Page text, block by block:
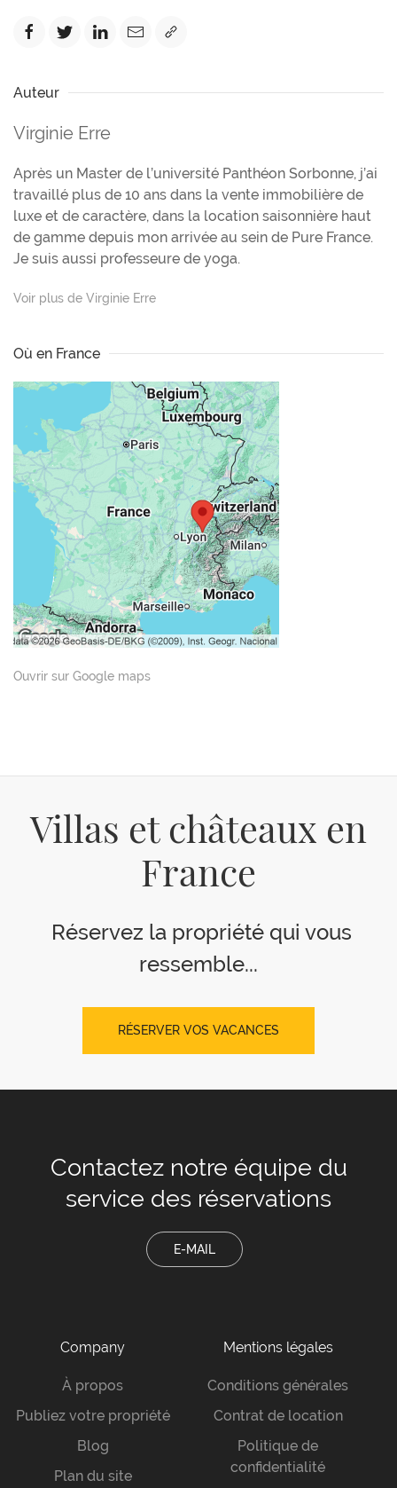
Auteur
Virginie Erre
Après un Master de l’université Panthéon Sorbonne, j’ai
travaillé plus de 10 ans dans la vente immobilière de
luxe et de caractère, dans la location saisonnière haut
de gamme depuis mon arrivée au sein de Pure France.
Je suis aussi professeure de yoga.
Voir plus de Virginie Erre
Où en France
Ouvrir sur Google maps
Villas et châteaux en
France
Réservez la propriété qui vous
ressemble...
RÉSERVER VOS VACANCES
Contactez notre équipe du
service des réservations
E-MAIL
Company
À propos
Publiez votre propriété
Blog
Plan du site
Mentions légales
Conditions générales
Contrat de location
Politique de
confidentialité